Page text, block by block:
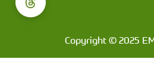
Copyright © 2025